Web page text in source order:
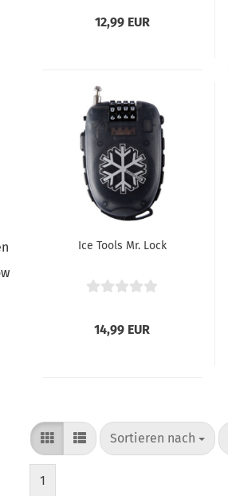
12,99 EUR
Ice Tools Mr. Lock
14,99 EUR
Sortieren nach
Sortieren nach
1